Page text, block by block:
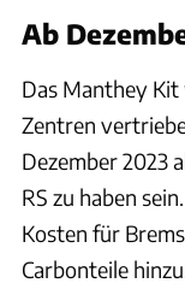
Ab
Das Manthey
Zentren
Dezember 2023
RS zu haben
Kosten für
Carbonteile